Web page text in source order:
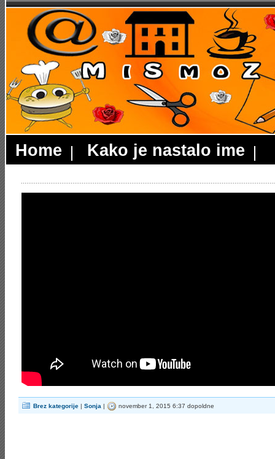
Home Kako je nastalo ime
Brez kategorije | Sonja | november 1, 2015 6:37 dopoldne